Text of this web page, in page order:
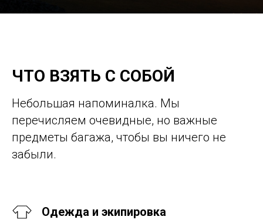
ЧТО ВЗЯТЬ С СОБОЙ
Небольшая напоминалка. Мы
перечисляем очевидные, но важные
предметы багажа, чтобы вы ничего не
забыли.
Одежда и экипировка